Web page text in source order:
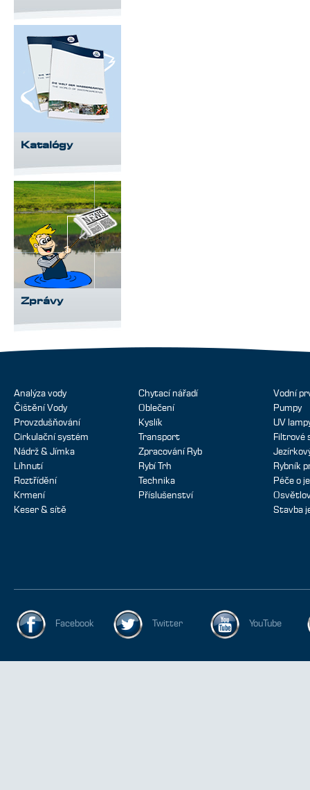
Katalógy
Zprávy
Analýza vody
Čištění Vody
Provzdušňování
Cirkulační systém
Nádrž & Jímka
Líhnutí
Roztřídění
Krmení
Keser & sítě
Chytací nářadí
Oblečení
Kyslík
Transport
Zpracování Ryb
Rybí Trh
Technika
Příslušenství
Vodní
Pumpy
UV
Filtrové
Rybník
Péče o
Stavba
Facebook Twitter YouTube